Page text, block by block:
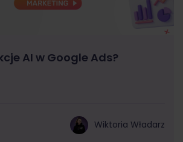
AI w Google Ads?
Wiktoria Władarz